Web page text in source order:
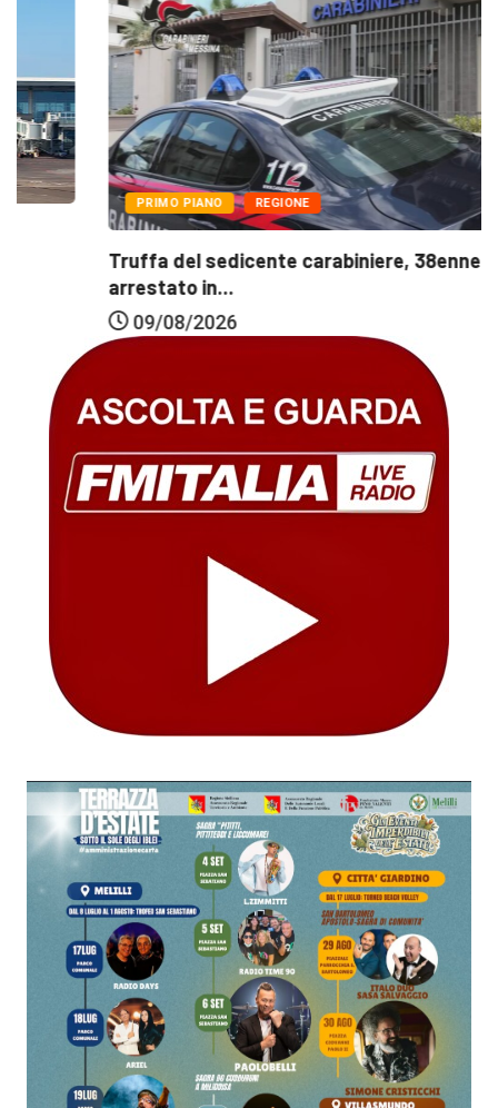
PRIMO PIANO REGIONE
Truffa del sedicente carabiniere, 38enne
arrestato in...
09/08/2026